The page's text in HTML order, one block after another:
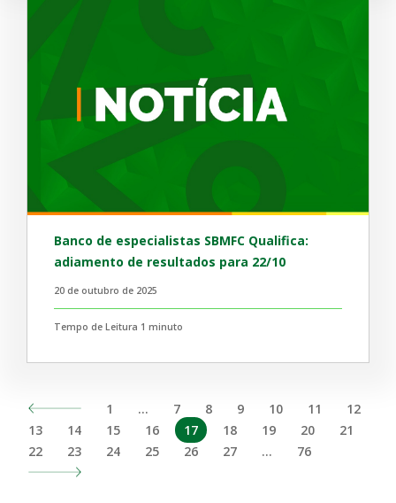
Banco de especialistas SBMFC Qualifica:
adiamento de resultados para 22/10
20 de outubro de 2025
Tempo de Leitura 1 minuto
1 … 7 8 9 10 11
12
13
14 15 16 17 18 19 20
21
22
23 24 25 26 27 … 76